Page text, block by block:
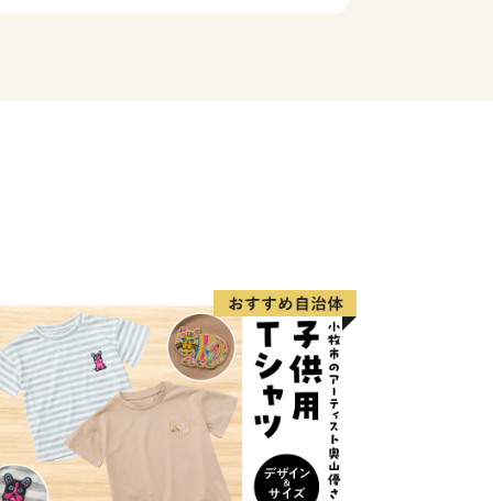
す。
お住まいの方に限らせていただきま
す。
きのみお届けします。封書でのお届
ださい。